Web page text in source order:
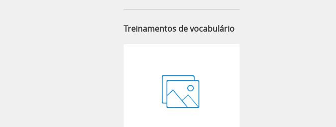
Treinamentos de vocabulário